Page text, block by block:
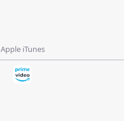
Apple iTunes